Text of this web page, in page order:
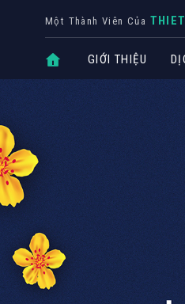
Một Thành Viên Của
GIỚI THIỆU